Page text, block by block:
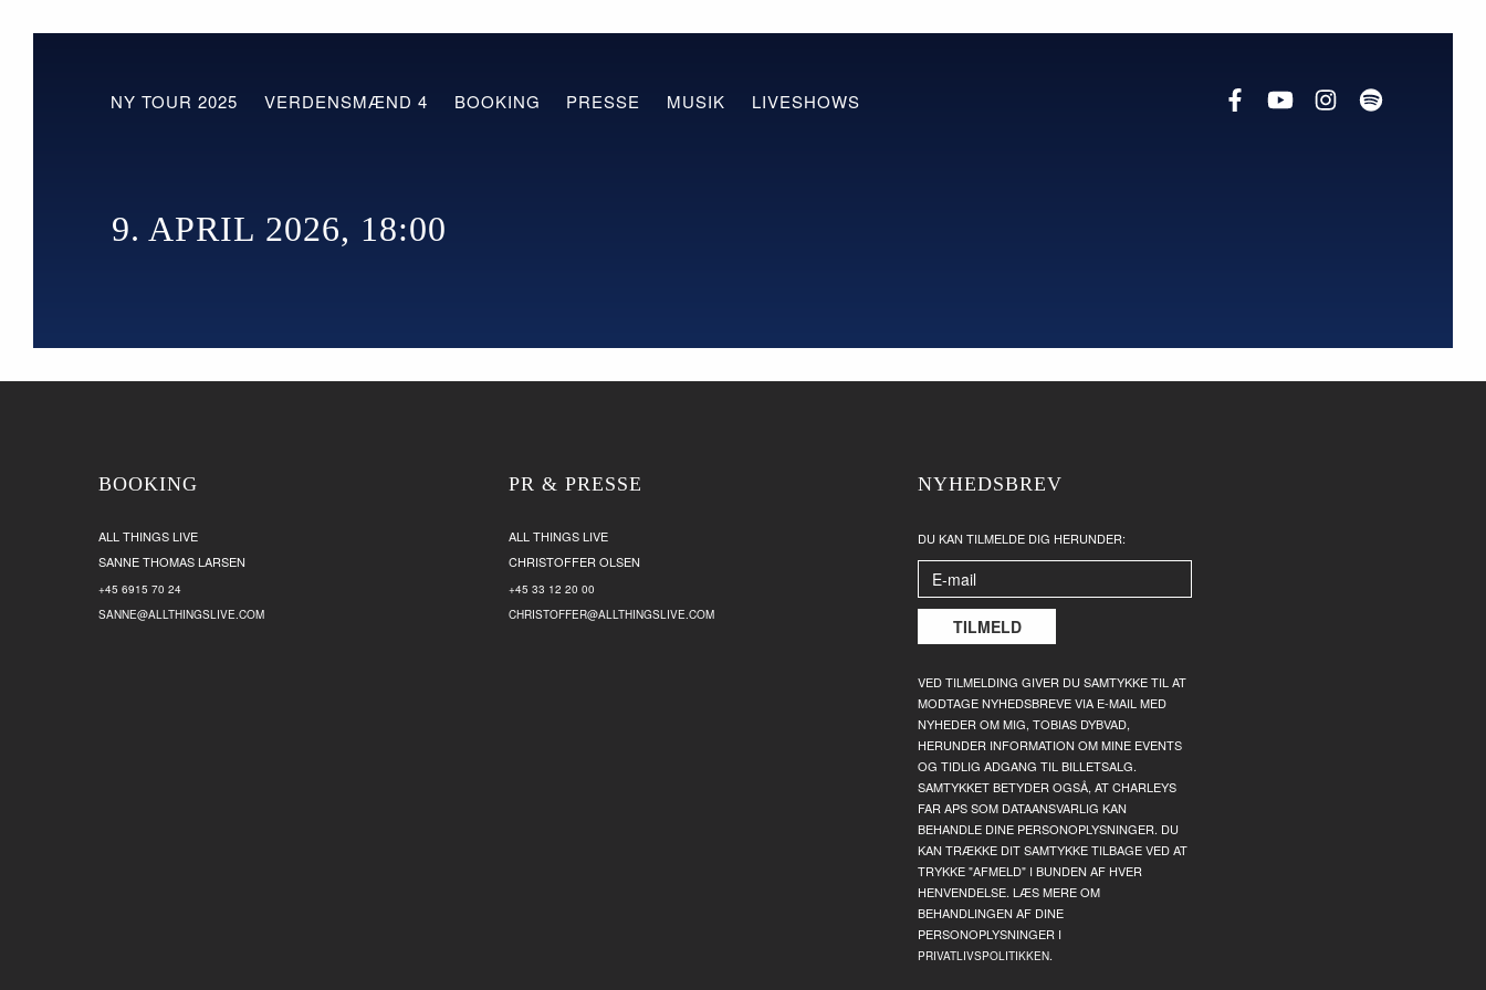
NY TOUR 2025 VERDENSMÆND 4 BOOKING PRESSE MUSIK LIVESHOWS
9. APRIL 2026, 18:00
NYHEDSBREV
DU KAN TILMELDE DIG HERUNDER:
VED TILMELDING GIVER DU SAMTYKKE TIL AT
MODTAGE NYHEDSBREVE VIA E-MAIL MED
NYHEDER OM MIG, TOBIAS DYBVAD,
HERUNDER INFORMATION OM MINE EVENTS
OG TIDLIG ADGANG TIL BILLETSALG.
SAMTYKKET BETYDER OGSÅ, AT CHARLEYS
FAR APS SOM DATAANSVARLIG KAN
BEHANDLE DINE PERSONOPLYSNINGER. DU
KAN TRÆKKE DIT SAMTYKKE TILBAGE VED AT
TRYKKE "AFMELD" I BUNDEN AF HVER
HENVENDELSE. LÆS MERE OM
BEHANDLINGEN AF DINE
PERSONOPLYSNINGER I
PRIVATLIVSPOLITIKKEN.
BOOKING
ALL THINGS LIVE
SANNE THOMAS LARSEN
+45 6915 70 24
SANNE@ALLTHINGSLIVE.COM
PR & PRESSE
ALL THINGS LIVE
CHRISTOFFER OLSEN
+45 33 12 20 00
CHRISTOFFER@ALLTHINGSLIVE.COM